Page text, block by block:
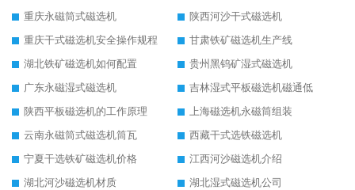
重庆永磁筒式磁选机
陕西河沙干式磁选机
重庆干式磁选机安全操作规程
甘肃铁矿磁选机生产线
湖北铁矿磁选机如何配置
贵州黑钨矿湿式磁选机
广东永磁湿式磁选机
吉林湿式平板磁选机磁通低
陕西平板磁选机的工作原理
上海磁选机永磁筒组装
云南永磁筒式磁选机筒瓦
西藏干式选铁磁选机
宁夏干选铁矿磁选机价格
江西河沙磁选机介绍
湖北河沙磁选机材质
湖北湿式磁选机公司